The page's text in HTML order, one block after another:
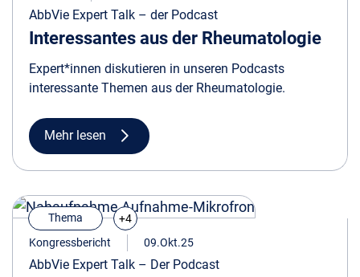
AbbVie Expert Talk – der Podcast
Interessantes aus der Rheumatologie
Expert*innen diskutieren in unseren Podcasts
interessante Themen aus der Rheumatologie.
Mehr lesen
Thema
+4
Kongressbericht
09.Okt.25
AbbVie Expert Talk – Der Podcast